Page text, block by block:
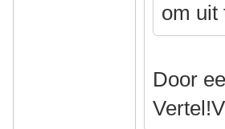
om uit
Door